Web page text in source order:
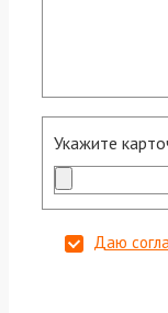
Укажите
Даю